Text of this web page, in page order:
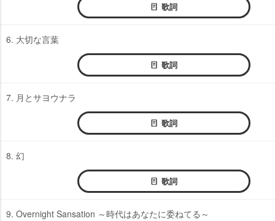
歌詞
6. 大切な言葉
歌詞
7. 月とサヨウナラ
歌詞
8. 幻
歌詞
9. Overnight Sansation ～時代はあなたに委ねてる～